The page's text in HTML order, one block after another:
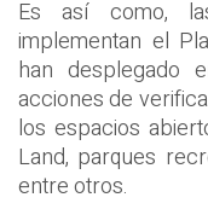
Es así como,
implementan el
han desplegado
acciones de
los espacios
Land, parques
entre otros.